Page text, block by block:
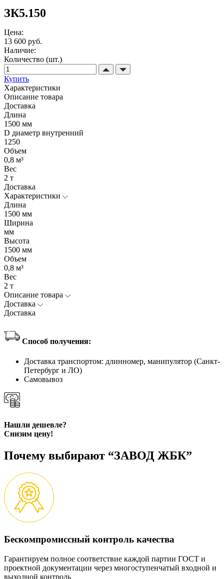
ЗК5.150
Цена:
13 600 руб.
Наличие:
Количество (шт.)
Купить
Характеристики
Описание товара
Доставка
Длина
1500 мм
D диаметр внутренний
1250
Объем
0,8 м³
Вес
2 т
Доставка
Характеристики
Длина
1500 мм
Ширина
мм
Высота
1500 мм
Объем
0,8 м³
Вес
2 т
Описание товара
Доставка
Доставка
Способ получения:
Доставка транспортом: длинномер, манипулятор (Санкт-
Петербург и ЛО)
Самовывоз
Нашли дешевле?
Снизим цену!
Почему выбирают “ЗАВОД ЖБК”
Бескомпромиссный контроль качества
Гарантируем полное соответствие каждой партии ГОСТ и
проектной документации через многоступенчатый входной и
выходной контроль